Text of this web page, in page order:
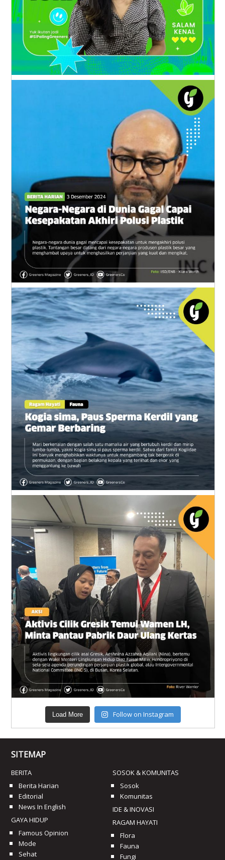
Load More Follow on Instagram
SITEMAP
BERITA
Berita Harian
Editorial
News In English
GAYA HIDUP
Famous Opinion
Mode
Sehat
SOSOK & KOMUNITAS
Sosok
Komunitas
IDE & INOVASI
RAGAM HAYATI
Flora
Fauna
Fungi